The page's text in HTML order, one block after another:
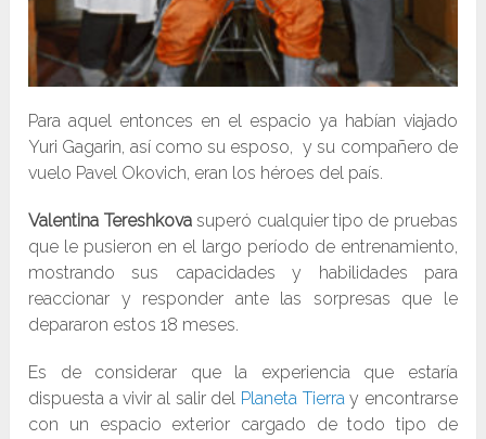
Para aquel entonces en el espacio ya habían viajado
Yuri Gagarin, así como su esposo, y su compañero de
vuelo Pavel Okovich, eran los héroes del país.
Valentina Tereshkovasuperó cualquier tipo de pruebas
que le pusieron en el largo período de entrenamiento,
mostrando sus capacidades y habilidades para
reaccionar y responder ante las sorpresas que le
depararon estos 18 meses.
Es de considerar que la experiencia que estaría
dispuesta a vivir al salir del Planeta Tierray encontrarse
con un espacio exterior cargado de todo tipo de